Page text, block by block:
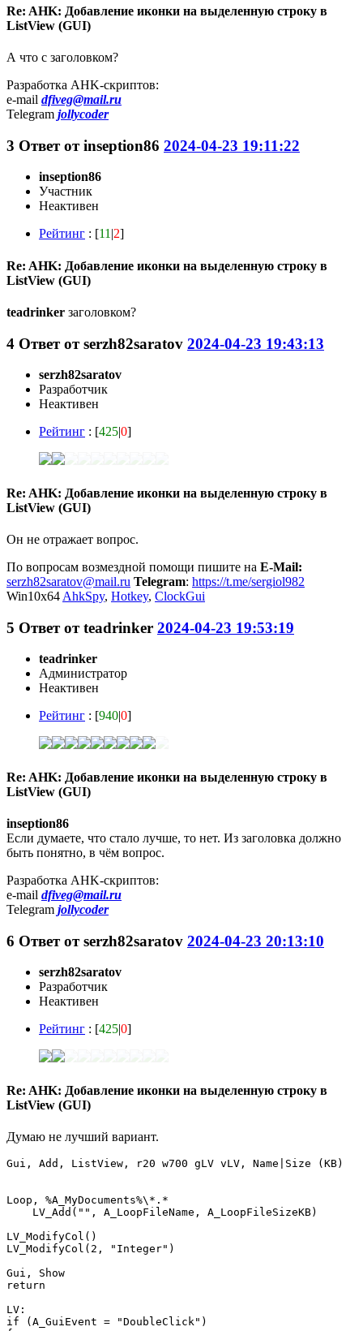
Re: AHK: Добавление иконки на выделенную строку в
ListView (GUI)
А что с заголовком?
Разработка AHK-скриптов:
e-mail dfiveg@mail.ru
Telegram jollycoder
3 Ответ отinseption86 2024-04-23 19:11:22
inseption86
Участник
Неактивен
Рейтинг : [11 |2]
Re: AHK: Добавление иконки на выделенную строку в
ListView (GUI)
teadrinker заголовком?
4 Ответ отserzh82saratov 2024-04-23 19:43:13
serzh82saratov
Разработчик
Неактивен
Рейтинг : [425|0]
Re: AHK: Добавление иконки на выделенную строку в
ListView (GUI)
Он не отражает вопрос.
По вопросам возмездной помощи пишите на E-Mail:
serzh82saratov@mail.ru Telegram: https://t.me/sergiol982
Win10x64 AhkSpy, Hotkey, ClockGui
5 Ответ отteadrinker 2024-04-23 19:53:19
teadrinker
Администратор
Неактивен
Рейтинг : [940|0]
Re: AHK: Добавление иконки на выделенную строку в
ListView (GUI)
inseption86
Если думаете, что стало лучше, то нет. Из заголовка должно
быть понятно, в чём вопрос.
Разработка AHK-скриптов:
e-mail dfiveg@mail.ru
Telegram jollycoder
6 Ответ отserzh82saratov 2024-04-23 20:13:10
serzh82saratov
Разработчик
Неактивен
Рейтинг : [425|0]
Re: AHK: Добавление иконки на выделенную строку в
ListView (GUI)
Думаю не лучший вариант.
Gui, Add, ListView, r20 w700 gLV vLV, Name|Size (KB)
Loop, %A_MyDocuments%\*.*
    LV_Add("", A_LoopFileName, A_LoopFileSizeKB)
LV_ModifyCol()
LV_ModifyCol(2, "Integer")
Gui, Show
return
LV:
if (A_GuiEvent = "DoubleClick")